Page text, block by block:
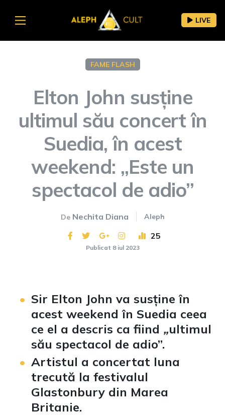
LIVE
FAME FLASH
Elton John susține
ultimul său concert în
Suedia, în acest
weekend: „Este un
spectacol de adio”
De Nechita Diana Aleph
25
Publicat 8 iul 2023
Sir Elton John va susține în
acest weekend în Suedia ceea
ce el a descris ca fiind „ultimul
său spectacol de adio”.
Artistul a concertat luna
trecută la festivalul
Glastonbury din Marea
Britanie.